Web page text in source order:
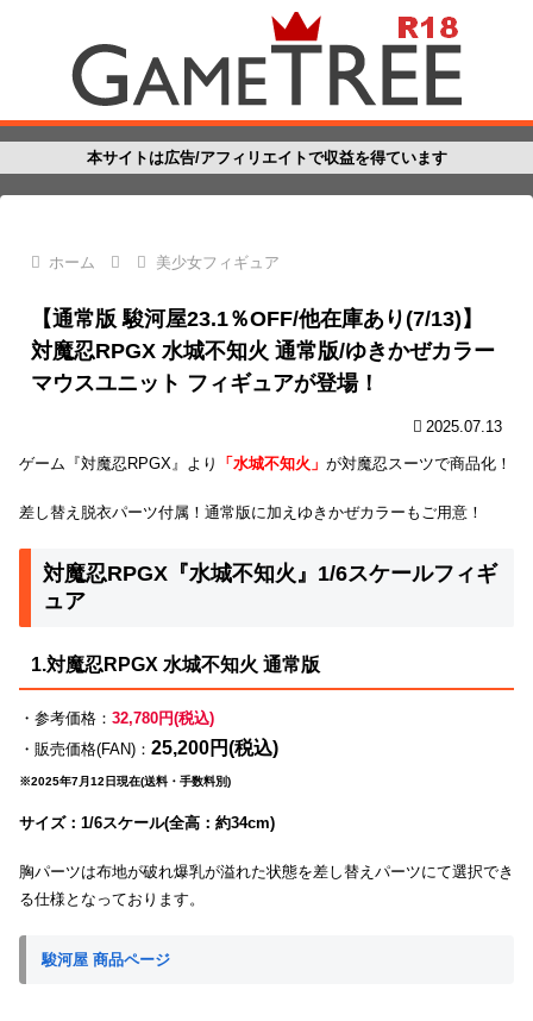
本サイトは広告/アフィリエイトで収益を得ています
ホーム 美少女フィギュア
【通常版 駿河屋23.1％OFF/他在庫あり(7/13)】
対魔忍RPGX 水城不知火 通常版/ゆきかぜカラー
マウスユニット フィギュアが登場！
2025.07.13
ゲーム『対魔忍RPGX』より 「水城不知火」 が対魔忍スーツで商品化！
差し替え脱衣パーツ付属！通常版に加えゆきかぜカラーもご用意！
対魔忍RPGX『水城不知火』1/6スケールフィギ
ュア
1.対魔忍RPGX 水城不知火 通常版
・参考価格： 32,780円(税込)
・販売価格(FAN)： 25,200円(税込)
※2025年7月12日現在(送料・手数料別)
サイズ：1/6スケール(全高：約34cm)
胸パーツは布地が破れ爆乳が溢れた状態を差し替えパーツにて選択でき
る仕様となっております。
駿河屋 商品ページ